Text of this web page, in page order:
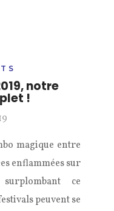
notre
!
magique entre
enflammées sur
ce
peuvent se